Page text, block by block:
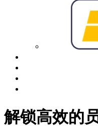
解锁高效的